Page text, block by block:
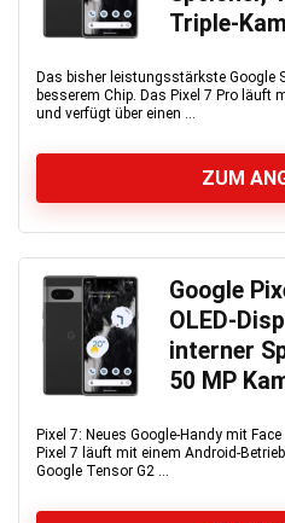
Triple-
Das bisher leistungsstärkste Google
besserem Chip. Das Pixel 7 Pro läuft
und verfügt über einen ...
ZUM
Google
OLED-
interner
50 MP
Pixel 7: Neues Google-Handy mit
Pixel 7 läuft mit einem Android-
Google Tensor G2 ...